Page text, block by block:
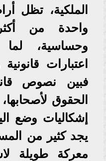
الملكية، تظل
واحدة من
وحساسية،
اعتبارات
فبين نصوص
الحقوق
إشكاليات وضع
يجد كثير من
معركة طويلة